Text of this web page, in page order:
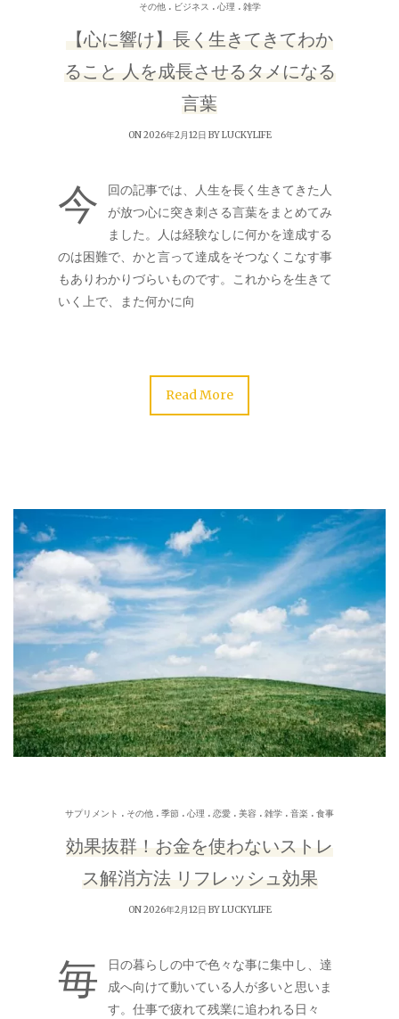
その他. ビジネス . 心理 . 雑学
【心に響け】長く生きてきてわか
ること 人を成長させるタメになる
言葉
ON 2026年2月12日 BYLUCKYLIFE
今
回の記事では、人生を長く生きてきた人
が放つ心に突き刺さる言葉をまとめてみ
ました。人は経験なしに何かを達成する
のは困難で、かと言って達成をそつなくこなす事
もありわかりづらいものです。これからを生きて
いく上で、また何かに向
Read More
サプリメント . その他 . 季節 . 心理 . 恋愛 . 美容 . 雑学 . 音楽 . 食事
効果抜群！お金を使わないストレ
ス解消方法 リフレッシュ効果
ON 2026年2月12日 BYLUCKYLIFE
毎
日の暮らしの中で色々な事に集中し、達
成へ向けて動いている人が多いと思いま
す。仕事で疲れて残業に追われる日々